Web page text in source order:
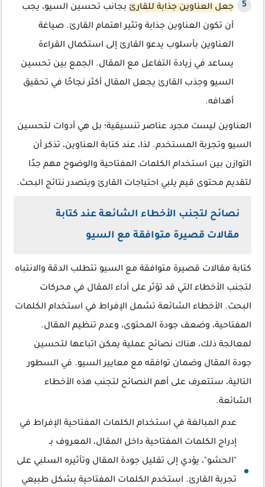
جعل العناوين جذابة للقارئ بجانب تحسين السيو، يجب
أن تكون العناوين جذابة وتثير اهتمام القارئ. صياغة
العناوين بأسلوب يدعو القارئ إلى استكمال القراءة
يساعد في زيادة التفاعل مع المقال. الجمع بين تحسين
السيو وجذب القارئ يجعل المقال أكثر نجاحًا في تحقيق
أهدافه.
العناوين ليست مجرد عناصر تنسيقية؛ بل هي أدوات لتحسين
السيو وتجربة المستخدم. لذا، عند كتابة العناوين، تذكر أن
التوازن بين استخدام الكلمات المفتاحية والوضوح مهم جدًا
لتقديم محتوى قيم يلبي احتياجات القارئ ويتصدر نتائج البحث.
نصائح لتجنب الأخطاء الشائعة عند كتابة
مقالات قصيرة متوافقة مع السيو
كتابة مقالات قصيرة متوافقة مع السيو تتطلب الدقة والانتباه
لتجنب الأخطاء التي قد تؤثر على أداء المقال في محركات
البحث. الأخطاء الشائعة تشمل الإفراط في استخدام الكلمات
المفتاحية، وضعف جودة المحتوى، وعدم تنظيم المقال.
لمعالجة ذلك، هناك نصائح عملية يمكن اتباعها لتحسين
جودة المقال وضمان توافقه مع معايير السيو. في السطور
التالية، ستتعرف على أهم النصائح لتجنب هذه الأخطاء
الشائعة.
عدم المبالغة في استخدام الكلمات المفتاحية الإفراط في
إدراج الكلمات المفتاحية داخل المقال، المعروف بـ
"الحشو"، يؤدي إلى تقليل جودة المقال وتأثيره السلبي على
تجربة القارئ. استخدم الكلمات المفتاحية بشكل طبيعي